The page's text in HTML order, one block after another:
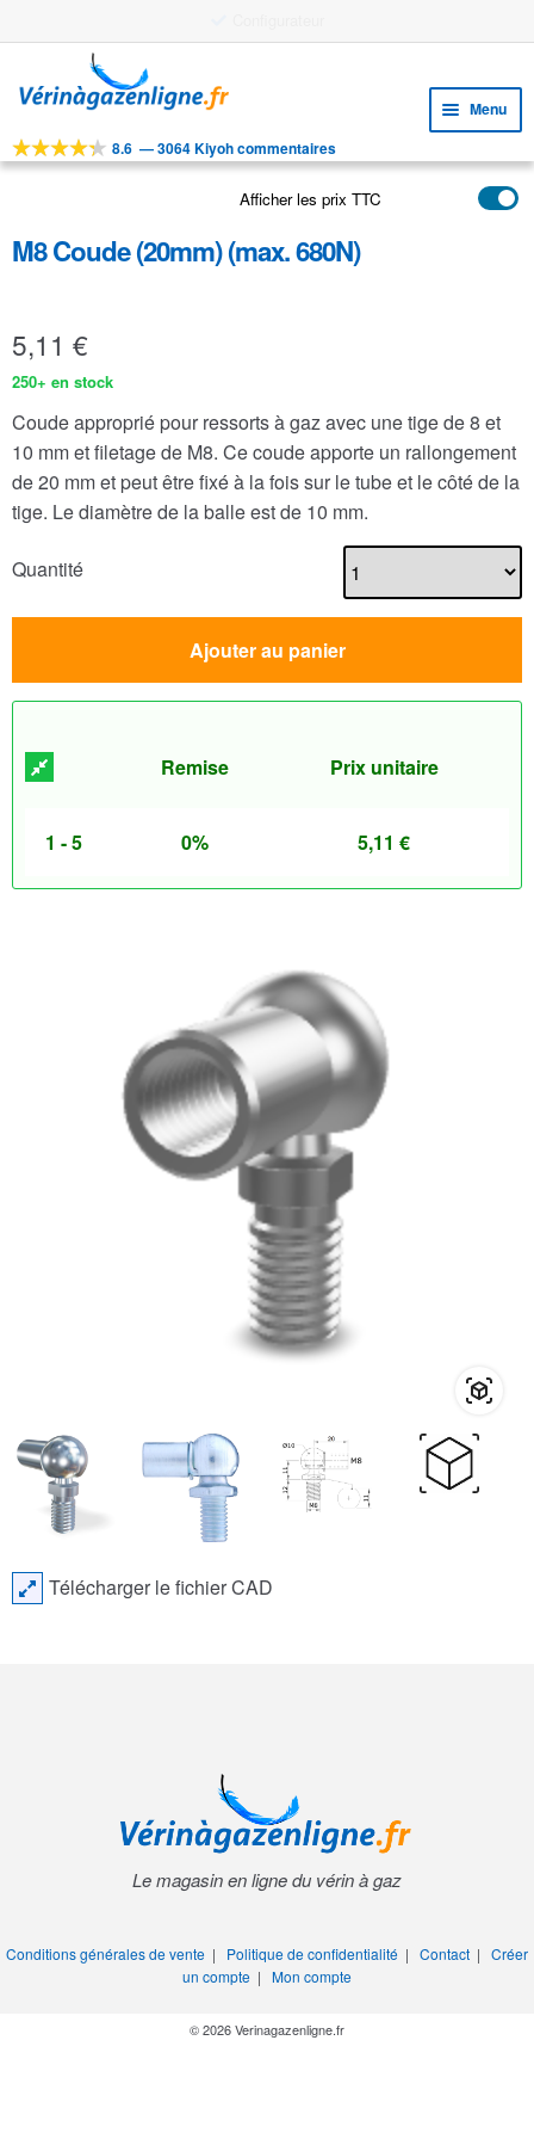
à
navigation
au
Menu
OUTILS
le
menu
APPLICATIONS
FAQ
8.6 —3064 Kiyoh commentaires
Afficher les prix TTC
M8 Coude (20mm) (max. 680N)
5,11 €
250+ en stock
Coude approprié pour ressorts à gaz avec une tige de 8 et
10 mm et filetage de M8. Ce coude apporte un rallongement
de 20 mm et peut être fixé à la fois sur le tube et le côté de la
tige. Le diamètre de la balle est de 10 mm.
Quantité
Ajouter au panier
Remise Prix unitaire
1 - 5 0% 5,11€
Télécharger le fichier CAD
Le magasin en ligne du vérin à gaz
Conditions générales de vente | Politique de confidentialité | Contact | Créer
un compte | Mon compte
© 2026 Verinagazenligne.fr